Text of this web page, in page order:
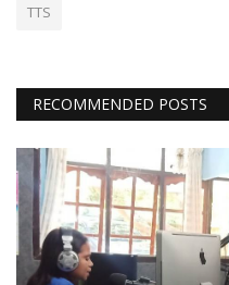
TTS
RECOMMENDED POSTS